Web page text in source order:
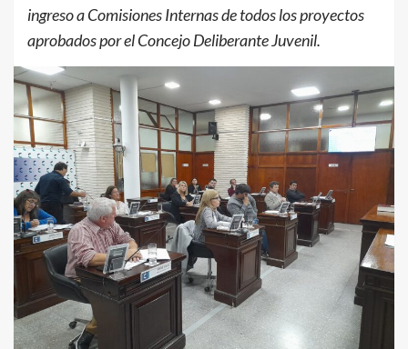
ingreso a Comisiones Internas de todos los proyectos
aprobados por el Concejo Deliberante Juvenil.